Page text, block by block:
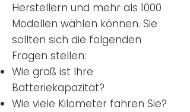
Herstellern und mehr als 1000
Modellen wählen können. Sie
sollten sich die folgenden
Fragen stellen:
Wie groß ist Ihre
Batteriekapazität?
Wie viele Kilometer fahren Sie?